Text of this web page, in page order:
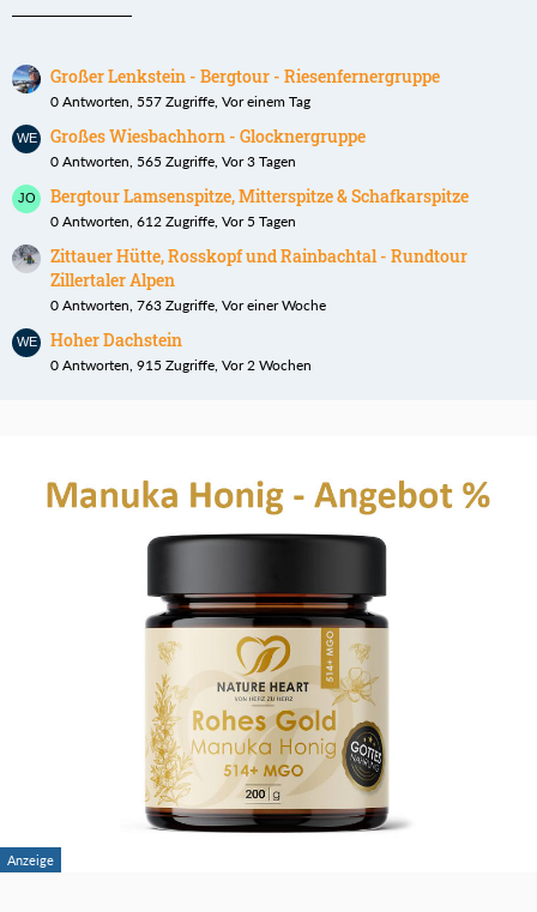
Großer Lenkstein - Bergtour - Riesenfernergruppe
0 Antworten, 557 Zugriffe, Vor einem Tag
Großes Wiesbachhorn - Glocknergruppe
0 Antworten, 565 Zugriffe, Vor 3 Tagen
Bergtour Lamsenspitze, Mitterspitze & Schafkarspitze
0 Antworten, 612 Zugriffe, Vor 5 Tagen
Zittauer Hütte, Rosskopf und Rainbachtal - Rundtour
Zillertaler Alpen
0 Antworten, 763 Zugriffe, Vor einer Woche
Hoher Dachstein
0 Antworten, 915 Zugriffe, Vor 2 Wochen